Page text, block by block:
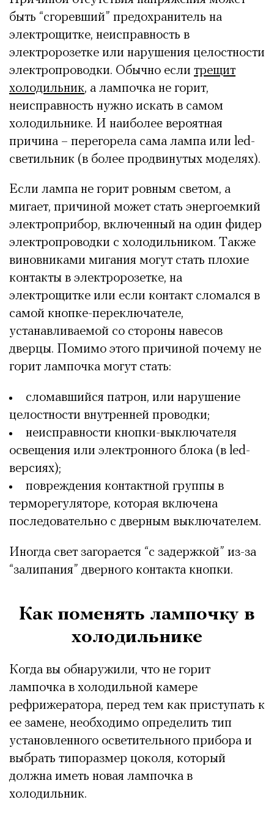
быть “сгоревший” предохранитель на
электрощитке, неисправность в
электророзетке или нарушения целостности
электропроводки. Обычно если трещит
холодильник, а лампочка не горит,
неисправность нужно искать в самом
холодильнике. И наиболее вероятная
причина – перегорела сама лампа или led-
светильник (в более продвинутых моделях).
Если лампа не горит ровным светом, а
мигает, причиной может стать энергоемкий
электроприбор, включенный на один фидер
электропроводки с холодильником. Также
виновниками мигания могут стать плохие
контакты в электророзетке, на
электрощитке или если контакт сломался в
самой кнопке-переключателе,
устанавливаемой со стороны навесов
дверцы. Помимо этого причиной почему не
горит лампочка могут стать:
сломавшийся патрон, или нарушение
целостности внутренней проводки;
неисправности кнопки-выключателя
освещения или электронного блока (в led-
версиях);
повреждения контактной группы в
терморегуляторе, которая включена
последовательно с дверным выключателем.
Иногда свет загорается “с задержкой” из-за
“залипания” дверного контакта кнопки.
Как поменять лампочку в
холодильнике
Когда вы обнаружили, что не горит
лампочка в холодильной камере
рефрижератора, перед тем как приступать к
ее замене, необходимо определить тип
установленного осветительного прибора и
выбрать типоразмер цоколя, который
должна иметь новая лампочка в
холодильник.